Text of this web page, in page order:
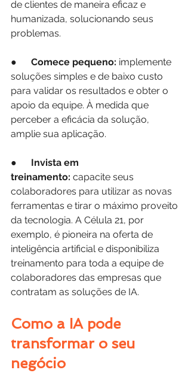
de clientes de maneira eficaz e
humanizada, solucionando seus
problemas.
● Comece pequeno: implemente
soluções simples e de baixo custo
para validar os resultados e obter o
apoio da equipe. À medida que
perceber a eficácia da solução,
amplie sua aplicação.
● Invista em
treinamento: capacite seus
colaboradores para utilizar as novas
ferramentas e tirar o máximo proveito
da tecnologia. A Célula 21, por
exemplo, é pioneira na oferta de
inteligência artificial e disponibiliza
treinamento para toda a equipe de
colaboradores das empresas que
contratam as soluções de IA.
Como a IA pode
transformar o seu
negócio